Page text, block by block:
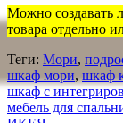
Можно создавать
товара отдельно
Теги: Мори,
шкаф мори, шкаф
шкаф с
мебель для